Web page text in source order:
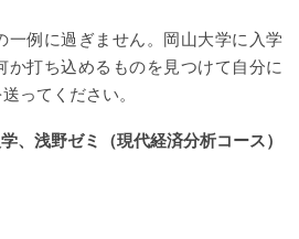
一例に過ぎません。岡山大学に入学
か打ち込めるものを見つけて自分に
ってください。
、浅野ゼミ（現代経済分析コース）